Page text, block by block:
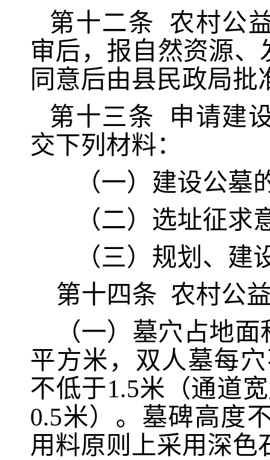
第十二条
农村公
审后，报自然资源
同意后由县民政局
第十三条
申请建
交下列材料：
（一）建设公墓
（二）选址征求
（三）规划、建
第十四条 农村公
（一）墓穴占地面
平方米，双人墓每
不低于1.5米（通道
0.5米）。墓碑高度
用料原则上采用深色